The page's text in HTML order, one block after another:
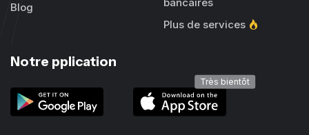
Blog
Plus de services
Notre pplication
Très bientôt